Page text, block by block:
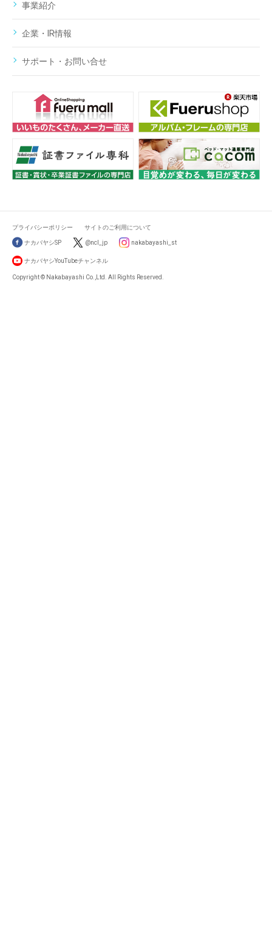
事業紹介
企業・IR情報
サポート・お問い合せ
プライバシーポリシー サイトのご利用について
ナカバヤシSP @ncl_jp nakabayashi_st
ナカバヤシYouTubeチャンネル
Copyright © Nakabayashi Co.,Ltd. All Rights Reserved.